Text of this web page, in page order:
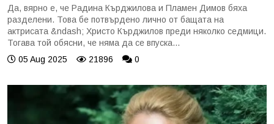
Да, вярно е, че Радина Кърджилова и Пламен Димов бяха
разделени. Това бе потвърдено лично от бащата на
актрисата &ndash; Христо Кърджилов преди няколко седмици.
Тогава той обясни, че няма да се впуска...
05 Aug 2025
21896 0